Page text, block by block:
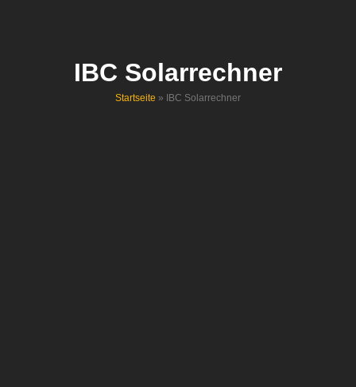
IBC Solarrechner
Startseite » IBC Solarrechner